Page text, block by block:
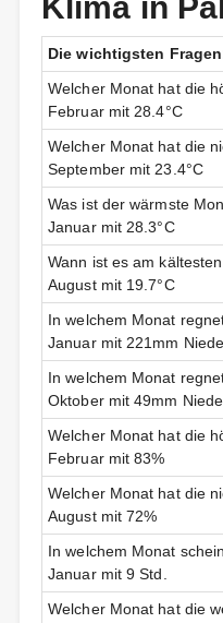
Klima in
Die wichtigsten
Welcher Monat hat die
Februar mit 28.4°C
Welcher Monat hat die
September mit 23.4°C
Was ist der wärmste
Januar mit 28.3°C
Wann ist es am
August mit 19.7°C
In welchem Monat
Januar mit 221mm
In welchem Monat
Oktober mit 49mm
Welcher Monat hat die
Februar mit 83%
Welcher Monat hat die
August mit 72%
In welchem Monat
Januar mit 9 Std.
Welcher Monat hat die